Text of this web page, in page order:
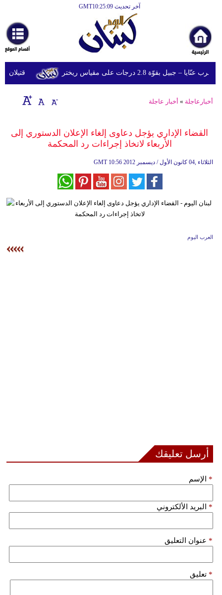
آخر تحديث GMT10:25:09
أخبارعاجلة
رياضة
ثقافة
إقتصاد
وموسيقى
ديكور
قتيلان ومصابون جراء 14 غارة جبيل بقوّة 2.8 درجات على مقياس ريختر
أخبارعاجلة » أخبار عاجلة
القضاء الإداري يؤجل دعاوى إلغاء الإعلان الدستوري إلى
الأربعاء لاتخاذ إجراءات رد المحكمة
GMT 10:56 2012 الثلاثاء ,04 كانون الأول / ديسمبر
العرب اليوم
أرسل تعليقك
الإسم *
البريد الألكتروني *
عنوان التعليق *
تعليق *